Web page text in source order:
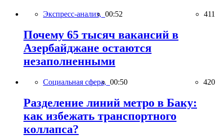
Экспресс-анализ, 00:52 411
Почему 65 тысяч вакансий в
Азербайджане остаются
незаполненными
Социальная сфера, 00:50 420
Разделение линий метро в Баку:
как избежать транспортного
коллапса?